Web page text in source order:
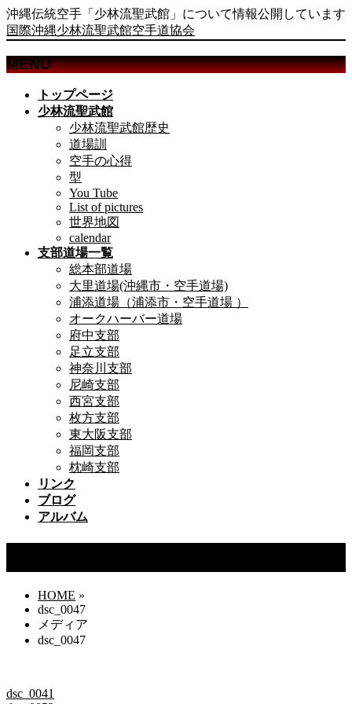
沖縄伝統空手「少林流聖武館」について情報公開しています
国際沖縄少林流聖武館空手道協会
MENU
トップページ
少林流聖武館
少林流聖武館歴史
道場訓
空手の心得
型
You Tube
List of pictures
世界地図
calendar
支部道場一覧
総本部道場
大里道場(沖縄市・空手道場)
浦添道場（浦添市・空手道場 ）
オークハーバー道場
府中支部
足立支部
神奈川支部
尼崎支部
西宮支部
枚方支部
東大阪支部
福岡支部
枕崎支部
リンク
ブログ
アルバム
HOME »
dsc_0047
メディア
dsc_0047
dsc_0041